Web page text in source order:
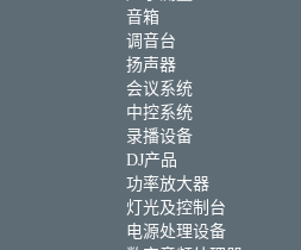
音箱
调音台
扬声器
会议系统
中控系统
录播设备
DJ产品
功率放大器
灯光及控制台
电源处理设备